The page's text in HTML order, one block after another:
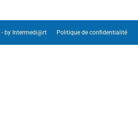
by Intermedi@rt Politique de confidentialité